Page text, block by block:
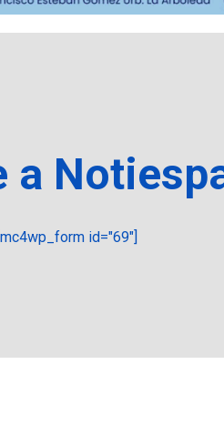
a
[mc4wp_form id="69"]